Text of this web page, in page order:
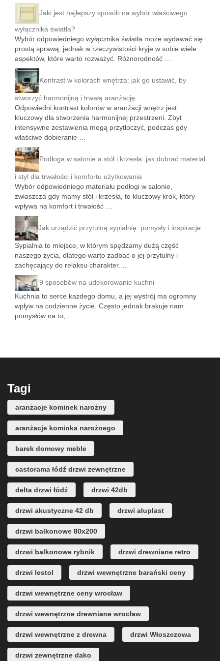
Jaki jest najlepszy sposób na wybór właściwego
wyłącznika światła?
Wybór odpowiedniego wyłącznika światła może wydawać się
prostą sprawą, jednak w rzeczywistości kryje w sobie wiele
aspektów, które warto rozważyć. Różnorodność …
Kontrast w kolorach wnętrza: jak go ustawić, by
stworzyć harmonijną i trwałą aranżację
Odpowiedni kontrast kolorów w aranżacji wnętrz jest
kluczowy dla stworzenia harmonijnej przestrzeni. Zbyt
intensywne zestawienia mogą przytłoczyć, podczas gdy
właściwe dobieranie …
Podłoga w salonie a stół i krzesła: jak dobrać materiał
i styl dla trwałości i komfortu użytkowania
Wybór odpowiedniego materiału podłogi w salonie,
zwłaszcza gdy mamy stół i krzesła, to kluczowy krok, który
wpływa na komfort i trwałość …
Jak urządzić przytulną sypialnię: pomysły i inspiracje
Sypialnia to miejsce, w którym spędzamy dużą część
naszego życia, dlatego warto zadbać o jej przytulny i
zachęcający do relaksu charakter. …
9 sposobów na udekorowanie kuchni
Kuchnia to serce każdego domu, a jej wystrój ma ogromny
wpływ na codzienne życie. Często jednak brakuje nam
pomysłów na to, …
Tagi
aranżacje kominek narożny
aranżacje kominka narożnego
barek domowy meble
castorama łódź drzwi zewnętrzne
delta drzwi łódź drzwi 42db
drzwi akustyczne 42 db drzwi aluplast
drzwi balkonowe 80x200
drzwi balkonowe rybnik drzwi drewniane retro
drzwi lestol drzwi wewnętrzne barański ceny
drzwi wewnętrzne ceny wrocław
drzwi wewnętrzne drewniane wrocław
drzwi wewnętrzne z drewna drzwi Włoszczowa
drzwi zewnętrzne dako